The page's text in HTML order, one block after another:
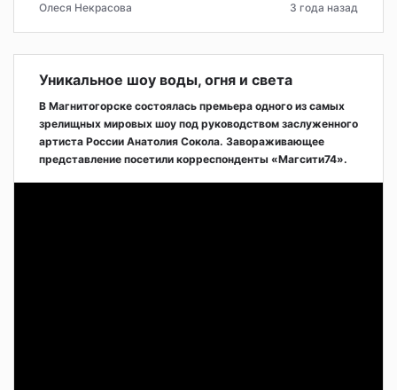
Олеся Некрасова 3 года назад
Уникальное шоу воды, огня и света
В Магнитогорске состоялась премьера одного из самых
зрелищных мировых шоу под руководством заслуженного
артиста России Анатолия Сокола. Завораживающее
представление посетили корреспонденты «Магсити74».